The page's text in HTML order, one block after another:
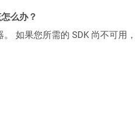
么办？
如果您所需的 SDK 尚不可用